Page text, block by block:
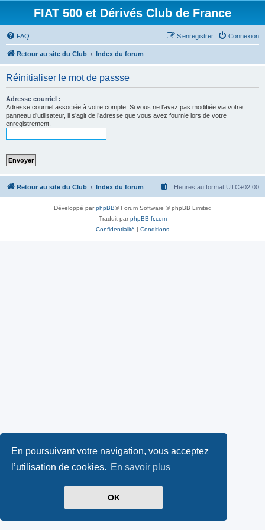
En poursuivant votre navigation, vous acceptez
l’utilisation de cookies. En savoir plus
OK
FIAT 500 et Dérivés Club de France
FAQ Connexion
S’enregistrer
Retour au site du Club Index du forum
Réinitialiser le mot de passse
Adresse courriel :
Adresse courriel associée à votre compte. Si vous ne l’avez pas modifiée via votre
panneau d’utilisateur, il s’agit de l’adresse que vous avez fournie lors de votre
enregistrement.
Retour au site du Club Index du forum Heures au format UTC+02:00
Développé parphpBB® Forum Software © phpBB Limited
Traduit parphpBB-fr.com
Confidentialité | Conditions